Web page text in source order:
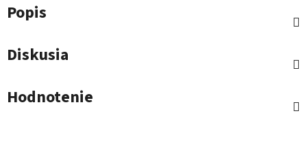
Popis
Diskusia
Hodnotenie